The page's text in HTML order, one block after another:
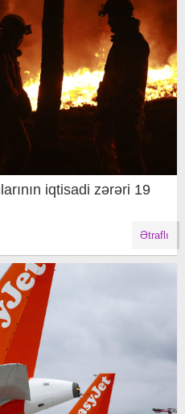
iqtisadi zərəri 19
Ətraflı